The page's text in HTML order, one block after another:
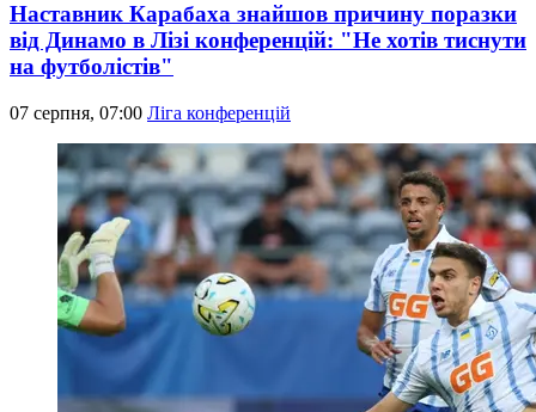
Наставник Карабаха знайшов причину поразки
від Динамо в Лізі конференцій: "Не хотів тиснути
на футболістів"
07 серпня, 07:00 Ліга конференцій